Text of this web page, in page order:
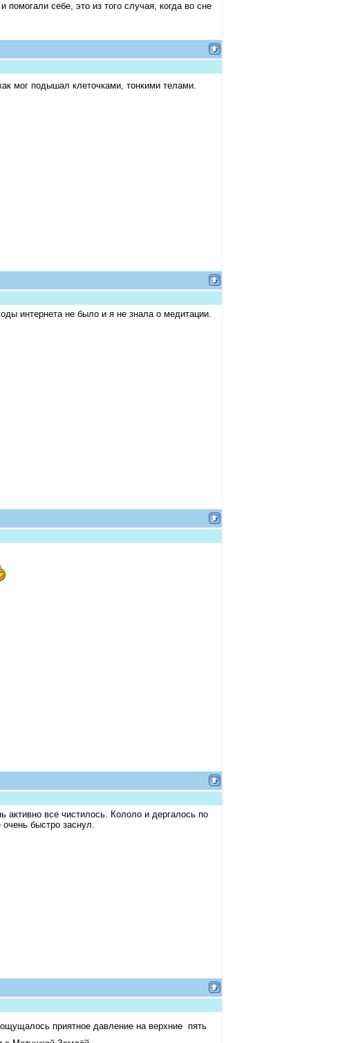
помогали себе, это из того случая, когда во сне
мог подышал клеточками, тонкими телами.
интернета не было и я не знала о медитации.
все чистилось. Кололо и дергалось по
быстро заснул.
приятное давление на верхние пять